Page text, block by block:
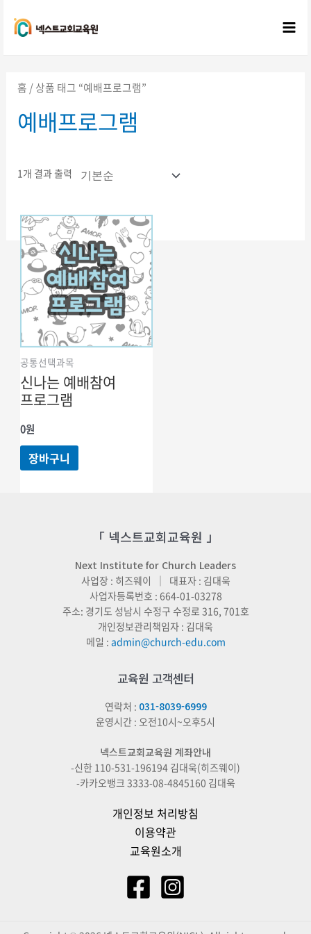
건너뛰기
홈 / 상품 태그 “예배프로그램”
예배프로그램
1개 결과 출력
공통선택과목
신나는 예배참여
프로그램
0원
장바구니
「 넥스트교회교육원 」
Next Institute for Church Leaders
사업장 : 히즈웨이 ｜ 대표자 : 김대욱
사업자등록번호 : 664-01-03278
주소: 경기도 성남시 수정구 수정로 316, 701호
개인정보관리책임자 : 김대욱
메일 : admin@church-edu.com
교육원 고객센터
연락처 : 031-8039-6999
운영시간 : 오전10시~오후5시
넥스트교회교육원 계좌안내
-신한 110-531-196194 김대욱(히즈웨이)
-카카오뱅크 3333-08-4845160 김대욱
개인정보 처리방침
이용약관
교육원소개